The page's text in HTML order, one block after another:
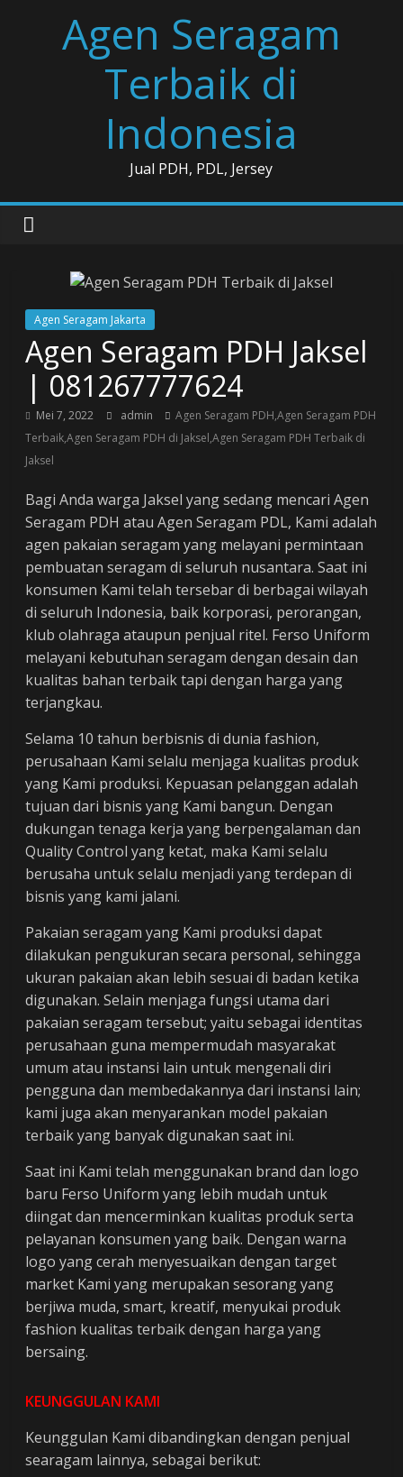
Agen Seragam
Terbaik di
Indonesia
Jual PDH, PDL, Jersey
Agen Seragam Jakarta
Agen Seragam PDH Jaksel
| 081267777624
Mei 7, 2022 admin
Agen Seragam PDH,Agen Seragam PDH
Terbaik,Agen Seragam PDH di Jaksel,Agen Seragam PDH Terbaik di
Jaksel
Bagi Anda warga Jaksel yang sedang mencari Agen
Seragam PDH atau Agen Seragam PDL, Kami adalah
agen pakaian seragam yang melayani permintaan
pembuatan seragam di seluruh nusantara. Saat ini
konsumen Kami telah tersebar di berbagai wilayah
di seluruh Indonesia, baik korporasi, perorangan,
klub olahraga ataupun penjual ritel. Ferso Uniform
melayani kebutuhan seragam dengan desain dan
kualitas bahan terbaik tapi dengan harga yang
terjangkau.
Selama 10 tahun berbisnis di dunia fashion,
perusahaan Kami selalu menjaga kualitas produk
yang Kami produksi. Kepuasan pelanggan adalah
tujuan dari bisnis yang Kami bangun. Dengan
dukungan tenaga kerja yang berpengalaman dan
Quality Control yang ketat, maka Kami selalu
berusaha untuk selalu menjadi yang terdepan di
bisnis yang kami jalani.
Pakaian seragam yang Kami produksi dapat
dilakukan pengukuran secara personal, sehingga
ukuran pakaian akan lebih sesuai di badan ketika
digunakan. Selain menjaga fungsi utama dari
pakaian seragam tersebut; yaitu sebagai identitas
perusahaan guna mempermudah masyarakat
umum atau instansi lain untuk mengenali diri
pengguna dan membedakannya dari instansi lain;
kami juga akan menyarankan model pakaian
terbaik yang banyak digunakan saat ini.
Saat ini Kami telah menggunakan brand dan logo
baru Ferso Uniform yang lebih mudah untuk
diingat dan mencerminkan kualitas produk serta
pelayanan konsumen yang baik. Dengan warna
logo yang cerah menyesuaikan dengan target
market Kami yang merupakan sesorang yang
berjiwa muda, smart, kreatif, menyukai produk
fashion kualitas terbaik dengan harga yang
bersaing.
KEUNGGULAN KAMI
Keunggulan Kami dibandingkan dengan penjual
searagam lainnya, sebagai berikut: